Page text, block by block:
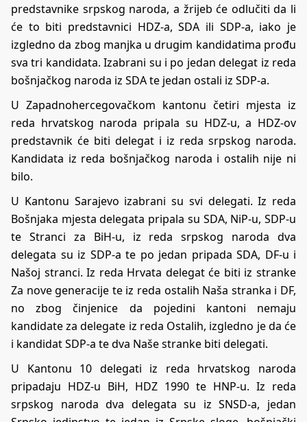
predstavnike srpskog naroda, a žrijeb će odlučiti da li
će to biti predstavnici HDZ-a, SDA ili SDP-a, iako je
izgledno da zbog manjka u drugim kandidatima prođu
sva tri kandidata. Izabrani su i po jedan delegat iz reda
bošnjačkog naroda iz SDA te jedan ostali iz SDP-a.
U Zapadnohercegovačkom kantonu četiri mjesta iz
reda hrvatskog naroda pripala su HDZ-u, a HDZ-ov
predstavnik će biti delegat i iz reda srpskog naroda.
Kandidata iz reda bošnjačkog naroda i ostalih nije ni
bilo.
U Kantonu Sarajevo izabrani su svi delegati. Iz reda
Bošnjaka mjesta delegata pripala su SDA, NiP-u, SDP-u
te Stranci za BiH-u, iz reda srpskog naroda dva
delegata su iz SDP-a te po jedan pripada SDA, DF-u i
Našoj stranci. Iz reda Hrvata delegat će biti iz stranke
Za nove generacije te iz reda ostalih Naša stranka i DF,
no zbog činjenice da pojedini kantoni nemaju
kandidate za delegate iz reda Ostalih, izgledno je da će
i kandidat SDP-a te dva Naše stranke biti delegati.
U Kantonu 10 delegati iz reda hrvatskog naroda
pripadaju HDZ-u BiH, HDZ 1990 te HNP-u. Iz reda
srpskog naroda dva delegata su iz SNSD-a, jedan